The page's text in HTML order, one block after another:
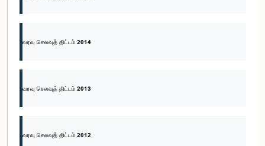
வரவு செலவுத் திட்டம் 2014
வரவு செலவுத் திட்டம் 2013
வரவு செலவுத் திட்டம் 2012